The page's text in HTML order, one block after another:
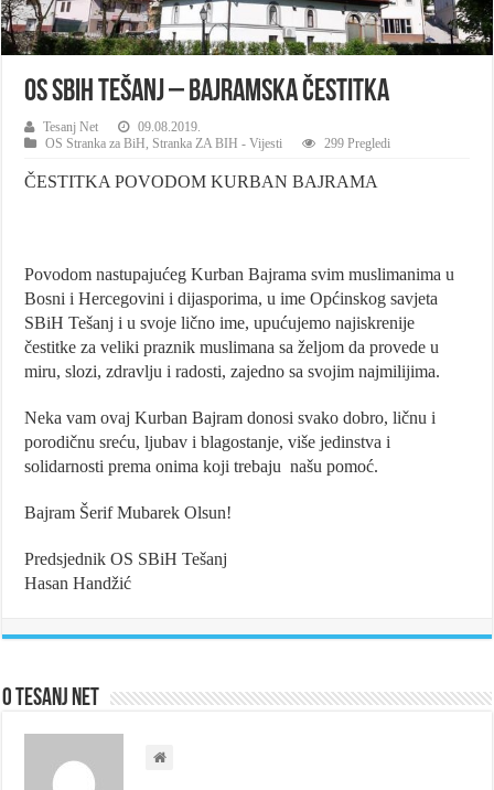
OS SBiH TEŠANJ – BAJRAMSKA ČESTITKA
Tesanj Net
09.08.2019.
OS Stranka za BiH Stranka ZA BIH - Vijesti 299 Pregledi
ČESTITKA POVODOM KURBAN BAJRAMA
Povodom nastupajućeg Kurban Bajrama svim muslimanima u
Bosni i Hercegovini i dijasporima, u ime Općinskog savjeta
SBiH Tešanj i u svoje lično ime, upućujemo najiskrenije
čestitke za veliki praznik muslimana sa željom da provede u
miru, slozi, zdravlju i radosti, zajedno sa svojim najmilijima.
Neka vam ovaj Kurban Bajram donosi svako dobro, ličnu i
porodičnu sreću, ljubav i blagostanje, više jedinstva i
solidarnosti prema onima koji trebaju našu pomoć.
Bajram Šerif Mubarek Olsun!
Predsjednik OS SBiH Tešanj
Hasan Handžić
O Tesanj Net